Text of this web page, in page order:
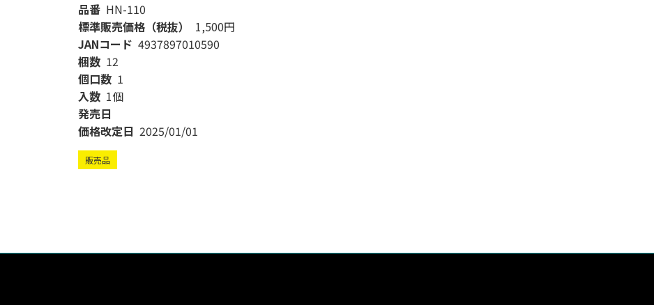
品番 HN-110
標準販売価格（税抜）
1,500円
JANコード 4937897010590
梱数 12
個口数 1
入数 1個
発売日
価格改定日 2025/01/01
販売品